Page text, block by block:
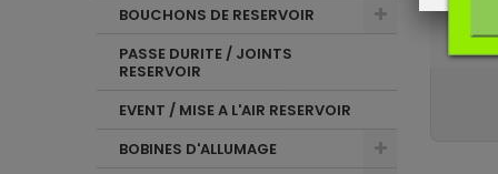
BOUCHONS DE RESERVOIR
PASSE DURITE / JOINTS
RESERVOIR
EVENT / MISE A L'AIR RESERVOIR
BOBINES D'ALLUMAGE